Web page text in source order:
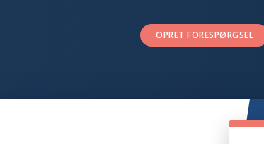
OPRET FORESPØRGSEL